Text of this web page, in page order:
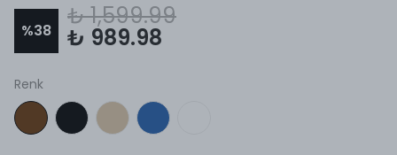
%38
₺ 1,599.99
₺ 989.98
Renk